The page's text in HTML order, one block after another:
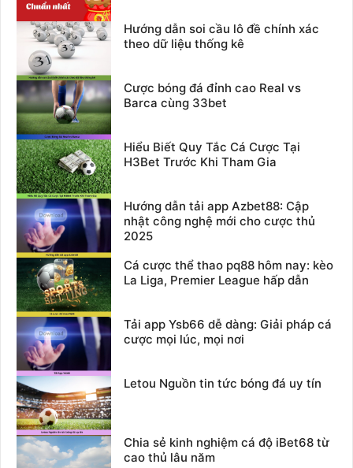
Hướng dẫn soi cầu lô đề chính xác
theo dữ liệu thống kê
Cược bóng đá đỉnh cao Real vs
Barca cùng 33bet
Hiểu Biết Quy Tắc Cá Cược Tại
H3Bet Trước Khi Tham Gia
Hướng dẫn tải app Azbet88: Cập
nhật công nghệ mới cho cược thủ
2025
Cá cược thể thao pq88 hôm nay: kèo
La Liga, Premier League hấp dẫn
Tải app Ysb66 dễ dàng: Giải pháp cá
cược mọi lúc, mọi nơi
Letou Nguồn tin tức bóng đá uy tín
Chia sẻ kinh nghiệm cá độ iBet68 từ
cao thủ lâu năm